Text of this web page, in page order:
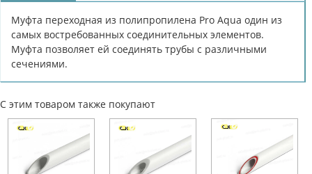
Муфта переходная из полипропилена Pro Aqua один из
самых востребованных соединительных элементов.
Муфта позволяет ей соединять трубы с различными
сечениями.
С этим товаром также покупают